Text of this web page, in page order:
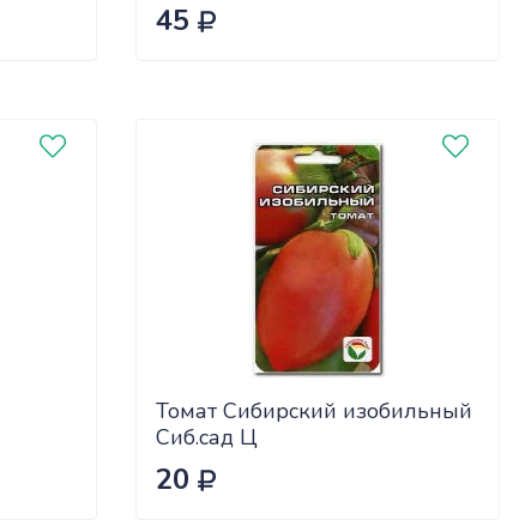
45
Томат Сибирский изобильный
Сиб.сад Ц
20